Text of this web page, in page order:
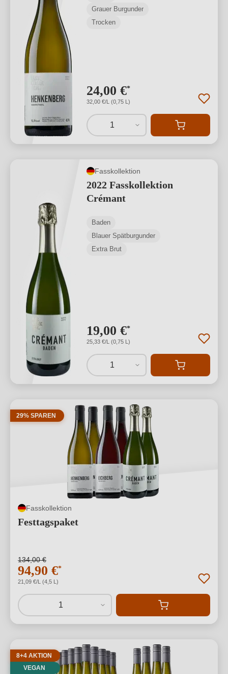
Grauer Burgunder
Trocken
24,00 €*
32,00 €/L (0,75 L)
1
Fasskollektion
2022 Fasskollektion
Crémant
Baden
Blauer Spätburgunder
Extra Brut
19,00 €*
25,33 €/L (0,75 L)
1
29% SPAREN
Fasskollektion
Festtagspaket
134,00 €
94,90 €*
21,09 €/L (4,5 L)
1
8+4 AKTION
VEGAN